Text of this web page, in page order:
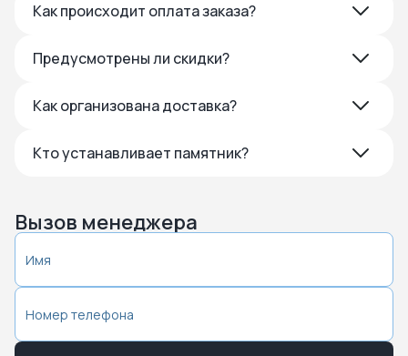
Как происходит оплата заказа?
Предусмотрены ли скидки?
Как организована доставка?
Кто устанавливает памятник?
Вызов менеджера